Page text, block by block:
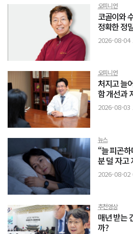
오피니언
코골이와
정확한 정
2026-08-04
오피니언
처지고 늘
함 개선과
2026-08-03
뉴스
“늘 피곤
분 덜 자고
2026-08-02
추천영상
매년 받는
까?